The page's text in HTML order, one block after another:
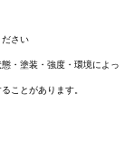
ださい
・塗装・強度・環境によっ
ことがあります。